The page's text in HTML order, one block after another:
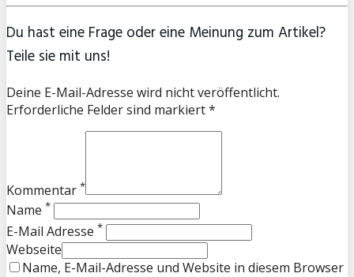
Du hast eine Frage oder eine Meinung zum Artikel?
Teile sie mit uns!
Deine E-Mail-Adresse wird nicht veröffentlicht.
Erforderliche Felder sind markiert *
Kommentar *
Name *
E-Mail Adresse *
Webseite
Name, E-Mail-Adresse und Website in diesem Browser